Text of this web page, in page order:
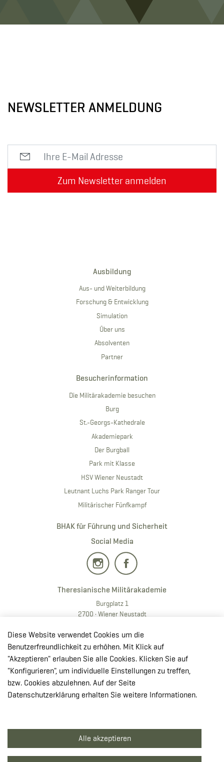
NEWSLETTER ANMELDUNG
Zum Newsletter anmelden
Ausbildung
Aus- und Weiterbildung
Forschung & Entwicklung
Simulation
Über uns
Absolventen
Partner
Besucherinformation
Die Militärakademie besuchen
Burg
St.-Georgs-Kathedrale
Akademiepark
Der Burgball
Park mit Klasse
HSV Wiener Neustadt
Leutnant Luchs Park Ranger Tour
Militärischer Fünfkampf
BHAK für Führung und Sicherheit
Social Media
Theresianische Militärakademie
Burgplatz 1
2700 · Wiener Neustadt
T:+43 50201 20 28901
E:redaktion.milak @bmlv.gv.at
In OpenStreetMap öffnen
↳ Route mit GoogleMaps planen
Impressum
Diese Website verwendet Cookies um die
Benutzerfreundlichkeit zu erhöhen. Mit Klick auf
"Akzeptieren" erlauben Sie alle Cookies. Klicken Sie auf
"Konfigurieren", um individuelle Einstellungen zu treffen,
bzw. Cookies abzulehnen. Auf der Seite
Datenschutzerklärung erhalten Sie weitere Informationen.
Alle akzeptieren